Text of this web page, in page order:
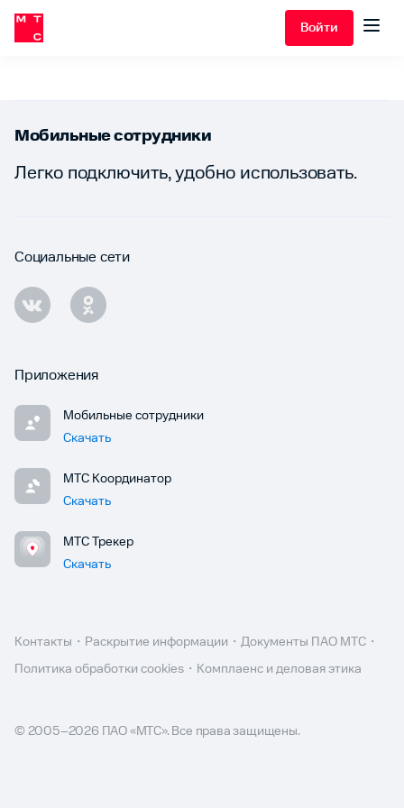
Войти
Мобильные сотрудники
Легко подключить, удобно использовать.
Социальные сети
Приложения
Мобильные сотрудники
Скачать
МТС Координатор
Скачать
МТС Трекер
Скачать
© 2005–2026 ПАО «МТС». Все права защищены.
Контакты Раскрытие информации
Документы ПАО МТС
Политика обработки cookies
Комплаенс и деловая этика